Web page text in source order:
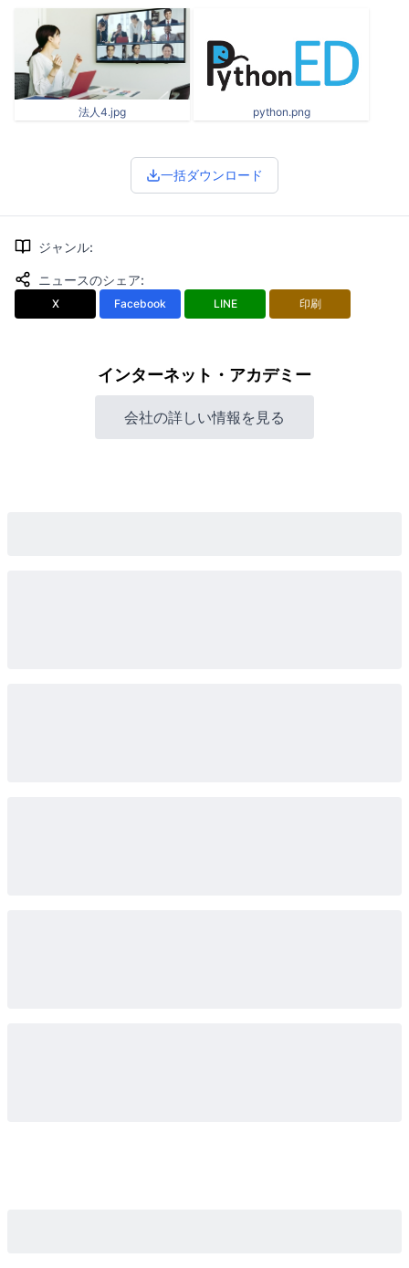
法人4.jpg python.png
一括ダウンロード
ジャンル:
ニュースのシェア:
X Facebook LINE 印刷
インターネット・アカデミー
会社の詳しい情報を見る